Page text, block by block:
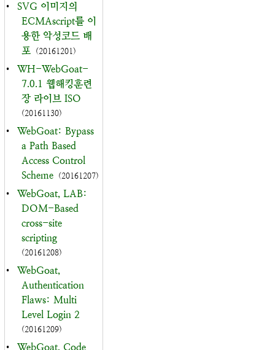
•
SVG 이미지의
ECMAscript를 이
용한 악성코드 배
포 (20161201)
•
WH-WebGoat-
7.0.1 웹해킹훈련
장 라이브 ISO
(20161130)
•
WebGoat: Bypass
a Path Based
Access Control
Scheme (20161207)
•
WebGoat, LAB:
DOM-Based
cross-site
scripting
(20161208)
•
WebGoat,
Authentication
Flaws: Multi
Level Login 2
(20161209)
•
WebGoat, Code